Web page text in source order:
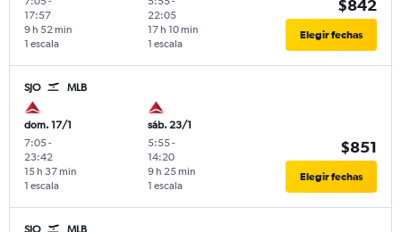
17:57
1 escala
9 h 52 min
22:05
1 escala
17 h 10 min
$842
Elegir fechas
SJO MLB
dom. 17/1
7:05-
23:42
1 escala
15 h 37 min
sáb. 23/1
5:55-
14:20
1 escala
9 h 25 min
$851
Elegir fechas
SJO MLB